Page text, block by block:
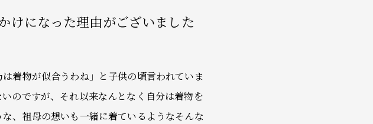
けになった理由がございました
着物が似合うわね」と子供の頃言われていま
のですが、それ以来なんとなく自分は着物を
、祖母の想いも一緒に着ているようなそんな